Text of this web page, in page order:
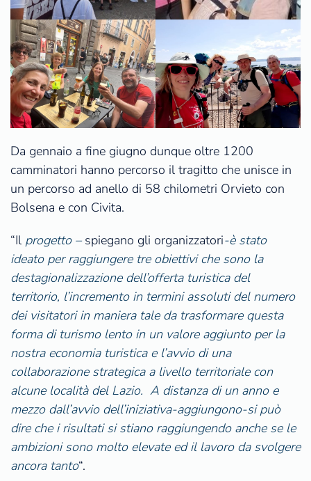
Da gennaio a fine giugno dunque oltre 1200
camminatori hanno percorso il tragitto che unisce in
un percorso ad anello di 58 chilometri Orvieto con
Bolsena e con Civita.
“Il progetto –spiegano gli organizzatori-è stato
ideato per raggiungere tre obiettivi che sono la
destagionalizzazione dell’offerta turistica del
territorio, l’incremento in termini assoluti del numero
dei visitatori in maniera tale da trasformare questa
forma di turismo lento in un valore aggiunto per la
nostra economia turistica e l’avvio di una
collaborazione strategica a livello territoriale con
alcune località del Lazio. A distanza di un anno e
mezzo dall’avvio dell’iniziativa-aggiungono-si può
dire che i risultati si stiano raggiungendo anche se le
ambizioni sono molto elevate ed il lavoro da svolgere
ancora tanto“.